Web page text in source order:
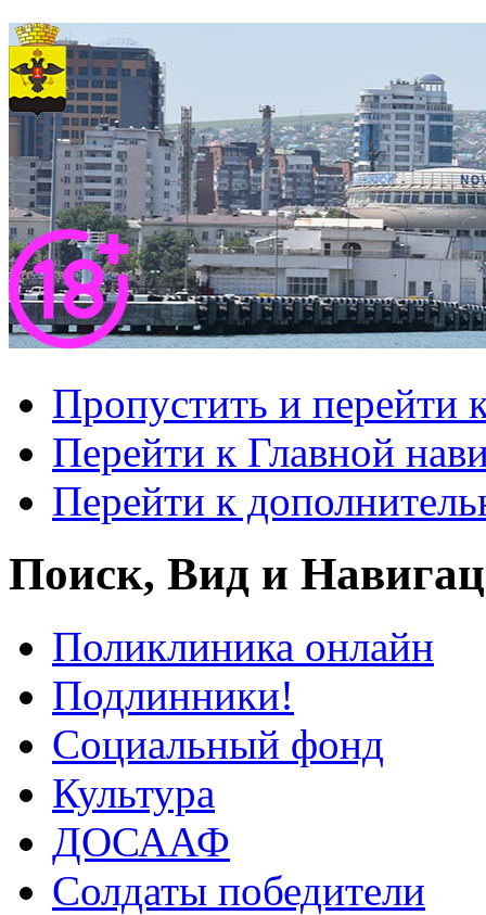
Пропустить и перейти
Перейти к Главной
Перейти к
Поиск, Вид и
Поликлиника онлайн
Подлинники!
Социальный фонд
Культура
ДОСААФ
Солдаты победители